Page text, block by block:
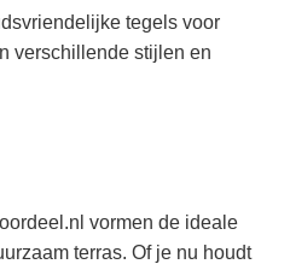
tegels voor
verschillende stijlen en
vormen de ideale
terras. Of je nu houdt